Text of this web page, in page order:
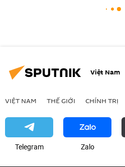
Việt Nam
VIỆT NAM THẾ GIỚI CHÍNH TRỊ
Telegram Zalo